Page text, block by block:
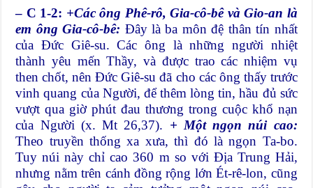
– C 1-2: +Các ông Phê-rô, Gia-cô-bê và Gio-an là
em ông Gia-cô-bê: Đây là ba môn đệ thân tín nhất
của Đức Giê-su. Các ông là những người nhiệt
thành yêu mến Thầy, và được trao các nhiệm vụ
then chốt, nên Đức Giê-su đã cho các ông thấy trước
vinh quang của Người, để thêm lòng tin, hầu đủ sức
vượt qua giờ phút đau thương trong cuộc khổ nạn
của Người (x. Mt 26,37). + Một ngọn núi cao:
Theo truyền thống xa xưa, thì đó là ngọn Ta-bo.
Tuy núi này chỉ cao 360 m so với Địa Trung Hải,
nhưng nằm trên cánh đồng rộng lớn Ét-rê-lon, cũng